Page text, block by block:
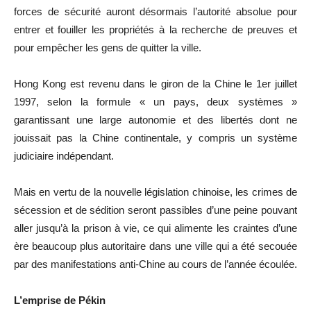
forces de sécurité auront désormais l’autorité absolue pour
entrer et fouiller les propriétés à la recherche de preuves et
pour empêcher les gens de quitter la ville.
Hong Kong est revenu dans le giron de la Chine le 1er juillet
1997, selon la formule « un pays, deux systèmes »
garantissant une large autonomie et des libertés dont ne
jouissait pas la Chine continentale, y compris un système
judiciaire indépendant.
Mais en vertu de la nouvelle législation chinoise, les crimes de
sécession et de sédition seront passibles d’une peine pouvant
aller jusqu’à la prison à vie, ce qui alimente les craintes d’une
ère beaucoup plus autoritaire dans une ville qui a été secouée
par des manifestations anti-Chine au cours de l’année écoulée.
L’emprise de Pékin